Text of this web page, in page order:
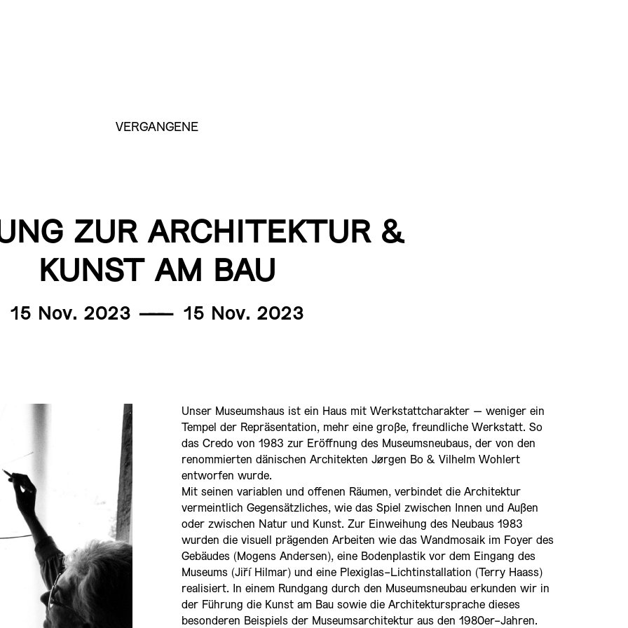
VERGANGENE
ZUR ARCHITEKTUR &
KUNST AM BAU
15 Nov. 2023 ——— 15 Nov. 2023
Unser Museumshaus ist ein Haus mit Werkstattcharakter – weniger ein
Tempel der Repräsentation, mehr eine große, freundliche Werkstatt. So
das Credo von 1983 zur Eröffnung des Museumsneubaus, der von den
renommierten dänischen Architekten Jørgen Bo & Vilhelm Wohlert
entworfen wurde.
Mit seinen variablen und offenen Räumen, verbindet die Architektur
vermeintlich Gegensätzliches, wie das Spiel zwischen Innen und Außen
oder zwischen Natur und Kunst. Zur Einweihung des Neubaus 1983
wurden die visuell prägenden Arbeiten wie das Wandmosaik im Foyer des
Gebäudes (Mogens Andersen), eine Bodenplastik vor dem Eingang des
Museums (Jiří Hilmar) und eine Plexiglas-Lichtinstallation (Terry Haass)
realisiert. In einem Rundgang durch den Museumsneubau erkunden wir in
der Führung die Kunst am Bau sowie die Architektursprache dieses
besonderen Beispiels der Museumsarchitektur aus den 1980er-Jahren.